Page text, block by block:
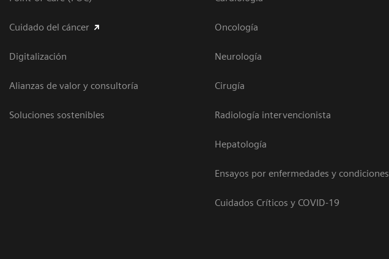
Cuidado del cáncer
Digitalización
Alianzas de valor y consultoría
Soluciones sostenibles
Oncología
Neurología
Cirugía
Radiología intervencionista
Hepatología
Ensayos por enfermedades y condiciones
Cuidados Críticos y COVID-19